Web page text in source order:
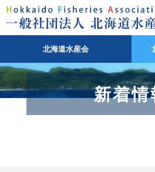
北海道水産会
新着情